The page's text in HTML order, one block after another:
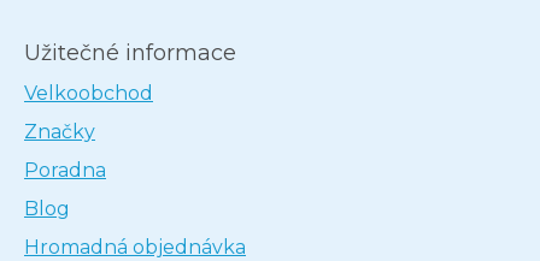
Užitečné informace
Velkoobchod
Značky
Poradna
Blog
Hromadná objednávka